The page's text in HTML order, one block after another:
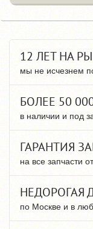
12 ЛЕТ НА
мы не исчезнем
БОЛЕЕ 50
в наличии и под
ГАРАНТИЯ
на все запчасти
НЕДОРОГАЯ
по Москве и в